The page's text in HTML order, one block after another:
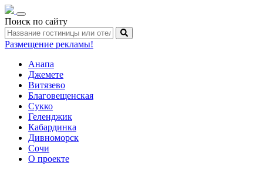
Toggle
navigation
Поиск по сайту
Размещение рекламы!
Анапа
Джемете
Витязево
Благовещенская
Сукко
Геленджик
Кабардинка
Дивноморск
Сочи
О проекте